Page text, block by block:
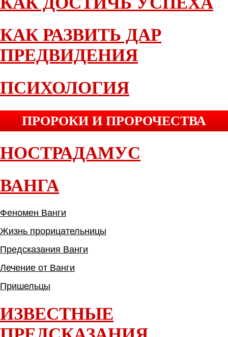
КАК РАЗВИТЬ ДАР
ПРЕДВИДЕНИЯ
ПСИХОЛОГИЯ
ПРОРОКИ И ПРОРОЧЕСТВА
НОСТРАДАМУС
ВАНГА
Феномен Ванги
Жизнь прорицательницы
Предсказания Ванги
Лечение от Ванги
Пришельцы
ИЗВЕСТНЫЕ